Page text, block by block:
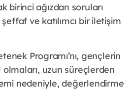
birinci ağızdan soruları
şeffaf ve katılımcı bir iletişim
Programı’nı, gençlerin
uzun süreçlerden
nedeniyle, değerlendirme